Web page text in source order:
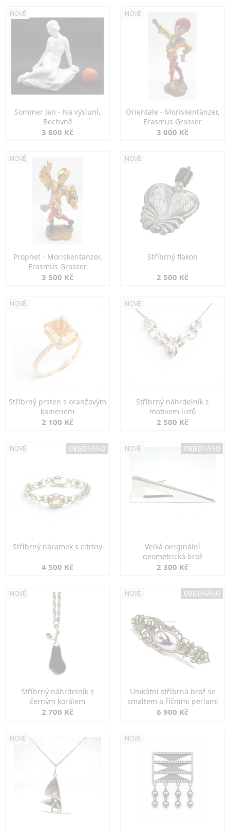
NOVÉ
Sommer Jan - Na výsluní,
Bechyně
3 800 Kč
NOVÉ
Orientale - Moriskentänzer,
Erasmus Grasser
3 000 Kč
NOVÉ
Prophet - Moriskentänzer,
Erasmus Grasser
3 500 Kč
NOVÉ
Stříbrný flakon
2 500 Kč
NOVÉ
Stříbrný prsten s oranžovým
kamenem
2 100 Kč
NOVÉ
Stříbrný náhrdelník s
motivem listů
2 500 Kč
NOVÉ OBJEDNÁNO
Stříbrný náramek s citríny
4 500 Kč
NOVÉ OBJEDNÁNO
Velká oiriginální
geometrická brož
2 300 Kč
NOVÉ
Stříbrný náhrdelník s
černým korálem
2 700 Kč
NOVÉ OBJEDNÁNO
Unikátní stříbrná brož se
smaltem a říčními perlami
6 900 Kč
NOVÉ NOVÉ